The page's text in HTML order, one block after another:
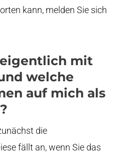
kann, melden Sie sich
mit
welche
auf mich als
die
fällt an, wenn Sie das